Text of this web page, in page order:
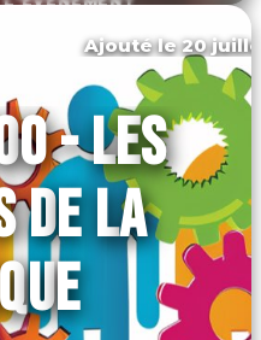
Ajouté le 20
- LES
DE LA